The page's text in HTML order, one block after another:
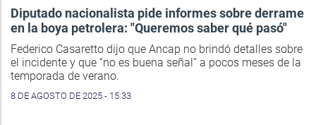
Diputado nacionalista pide informes sobre derrame
en la boya petrolera: "Queremos saber qué pasó"
Federico Casaretto dijo que Ancap no brindó detalles sobre
el incidente y que “no es buena señal” a pocos meses de la
temporada de verano.
8 DE AGOSTO DE 2025 - 15:33